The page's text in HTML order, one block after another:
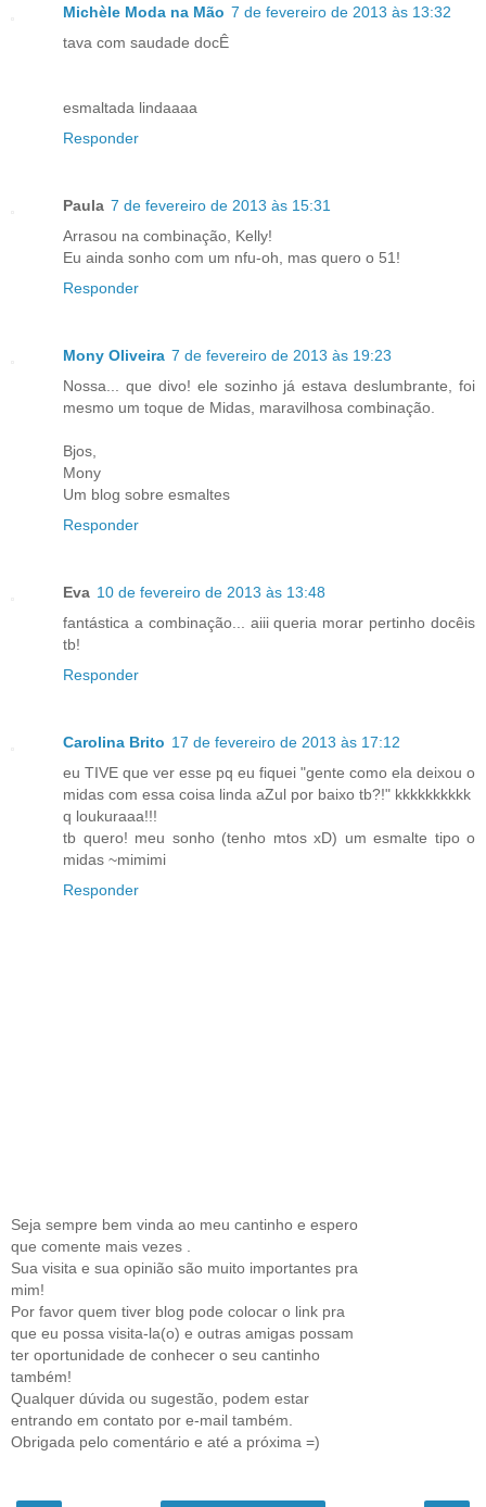
Michèle Moda na Mão 7 de fevereiro de 2013 às 13:32
tava com saudade docÊ
esmaltada lindaaaa
Responder
Paula 7 de fevereiro de 2013 às 15:31
Arrasou na combinação, Kelly!
Eu ainda sonho com um nfu-oh, mas quero o 51!
Responder
Mony Oliveira 7 de fevereiro de 2013 às 19:23
Nossa... que divo! ele sozinho já estava deslumbrante, foi
mesmo um toque de Midas, maravilhosa combinação.
Bjos,
Mony
Um blog sobre esmaltes
Responder
Eva 10 de fevereiro de 2013 às 13:48
fantástica a combinação... aiii queria morar pertinho docêis
tb!
Responder
Carolina Brito 17 de fevereiro de 2013 às 17:12
eu TIVE que ver esse pq eu fiquei "gente como ela deixou o
midas com essa coisa linda aZul por baixo tb?!" kkkkkkkkkk
q loukuraaa!!!
tb quero! meu sonho (tenho mtos xD) um esmalte tipo o
midas ~mimimi
Responder
Seja sempre bem vinda ao meu cantinho e espero
que comente mais vezes .
Sua visita e sua opinião são muito importantes pra
mim!
Por favor quem tiver blog pode colocar o link pra
que eu possa visita-la(o) e outras amigas possam
ter oportunidade de conhecer o seu cantinho
também!
Qualquer dúvida ou sugestão, podem estar
entrando em contato por e-mail também.
Obrigada pelo comentário e até a próxima =)